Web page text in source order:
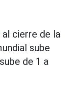
al cierre de la
sube
de 1 a